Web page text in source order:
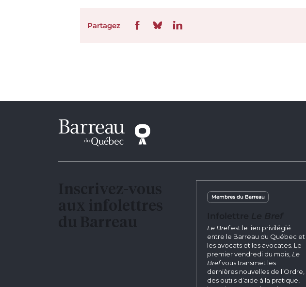
Partagez
Membres du Barreau
Le Brefest le lien privilégié
entre le Barreau du Québec et
les avocats et les avocates. Le
premier vendredi du mois, Le
Brefvous transmet les
dernières nouvelles de l’Ordre,
des outils d’aide à la pratique,